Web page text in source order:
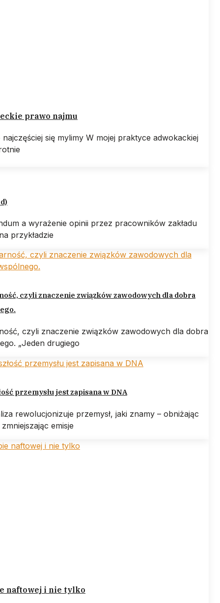
prawo najmu
najczęściej się mylimy W mojej praktyce adwokackiej
a wyrażenie opinii przez pracowników zakładu
przykładzie
czyli znaczenie związków zawodowych dla dobra
czyli znaczenie związków zawodowych dla dobra
„Jeden drugiego
przemysłu jest zapisana w DNA
rewolucjonizuje przemysł, jaki znamy – obniżając
emisje
naftowej i nie tylko